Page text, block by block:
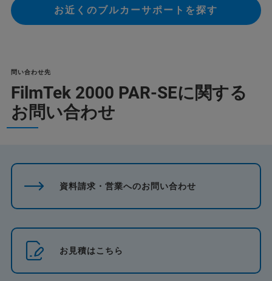
お近くのブルカーサポートを探す
問い合わせ先
FilmTek 2000 PAR-SEに関する
お問い合わせ
資料請求・営業へのお問い合わせ
お見積はこちら